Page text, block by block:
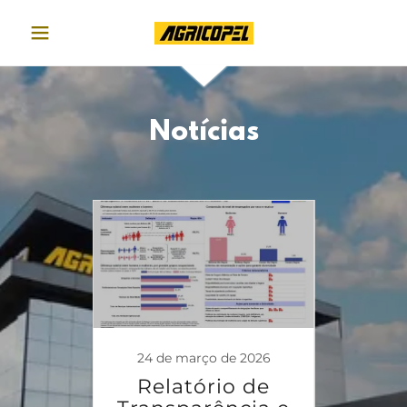
Notícias
24 de março de 2026
Relatório de